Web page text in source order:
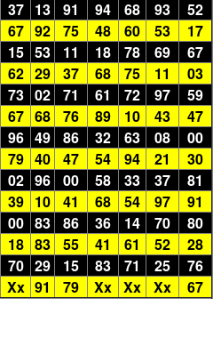
37 13 91 94 68 93
52
67 92 75 48 60 53
17
15 53 11 18 78 69
67
62 29 37 68 75 11
03
73 02 71 61 72 97
59
67 68 76 89 10 43
47
96 49 86 32 63 08
00
79 40 47 54 94 21
30
02 96 00 58 33 37
81
39 10 41 68 54 97
91
00 83 86 36 14 70
80
18 83 55 41 61 52
28
70 29 15 83 71 25
76
Xx 91 79 Xx Xx Xx 67